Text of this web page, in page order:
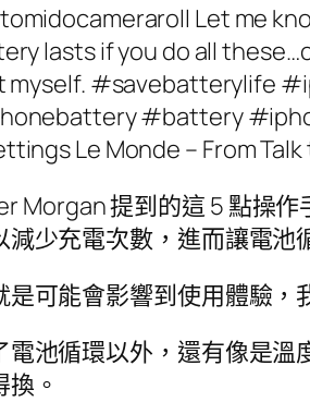
Let me
lasts if you do all
myself. #savebatterylife
#battery
Le Monde – From
Morgan 提到的這 5 點操
減少充電次數，進而讓電池
是可能會影響到使用體驗，
電池循環以外，還有像是
。